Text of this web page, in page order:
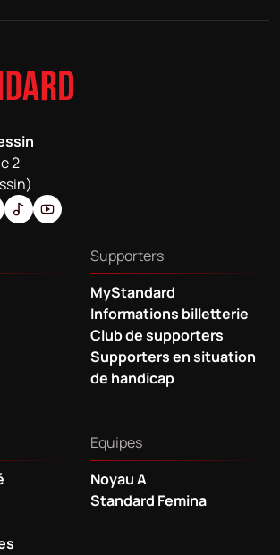
2
Supporters
MyStandard
Informations billetterie
Club de supporters
Supporters en situation
de handicap
Equipes
Noyau A
Standard Femina